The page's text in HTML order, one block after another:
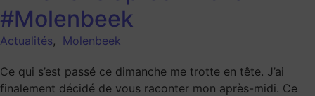
#Molenbeek
Actualités, Molenbeek
Ce qui s’est passé ce dimanche me trotte en tête. J’ai
finalement décidé de vous raconter mon après-midi. Ce